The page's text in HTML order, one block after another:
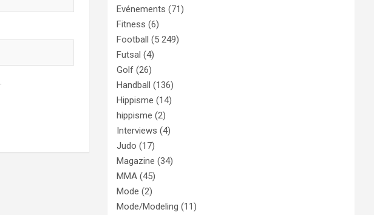
Evénements (71)
Fitness (6)
Football (5 249)
Futsal (4)
Golf (26)
Handball (136)
Hippisme (14)
hippisme (2)
Interviews (4)
Judo (17)
Magazine (34)
MMA (45)
Mode (2)
Mode/Modeling (11)